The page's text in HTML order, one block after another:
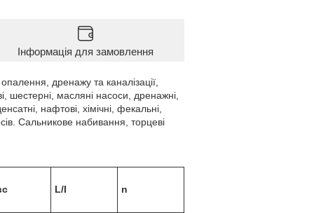
Інформація для замовлення
дренажу та каналізації,
шестерні, масляні насоси, дренажні,
нафтові, хімічні, фекальні,
Сальникове набивання, торцеві
L/I n